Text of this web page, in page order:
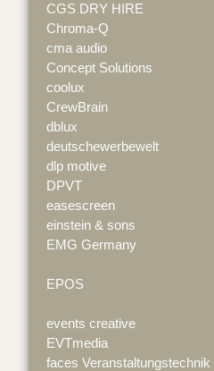
CGS DRY HIRE
Chroma-Q
cma audio
Concept Solutions
coolux
CrewBrain
dblux
deutschewerbewelt
dlp motive
DPVT
easescreen
einstein & sons
EMG Germany
EPOS
events creative
EVTmedia
faces Veranstaltungstechnik